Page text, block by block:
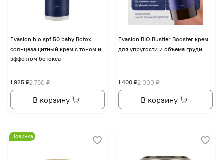
Evasion bio spf 50 baby Botox
солнцезащитный крем с тоном и
эффектом ботокса
2 750 ₽
1 925 ₽
В корзину
Evasion BIO Bustier Booster крем
для упругости и объема груди
2 000 ₽
1 400 ₽
В корзину
Новинка